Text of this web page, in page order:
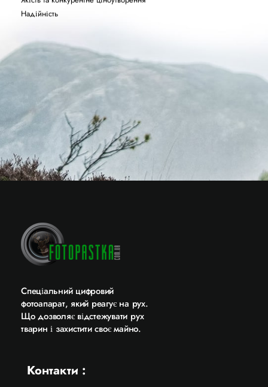
Надійність
Cпеціальний цифровий
фотоапарат, який реагує на рух.
Що дозволяє відстежувати рух
тварин і захистити своє майно.
Контакти :